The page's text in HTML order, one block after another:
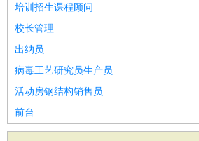
培训招生课程顾问
校长管理
出纳员
病毒工艺研究员生产员
活动房钢结构销售员
前台